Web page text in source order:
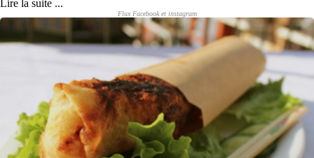
Lire la suite ...
Flux Facebook et instagram